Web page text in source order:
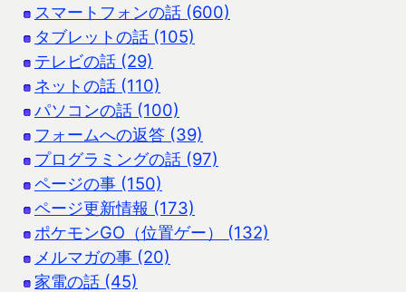
スマートフォンの話 (600)
タブレットの話 (105)
テレビの話 (29)
ネットの話 (110)
パソコンの話 (100)
フォームへの返答 (39)
プログラミングの話 (97)
ページの事 (150)
ページ更新情報 (173)
ポケモンGO（位置ゲー） (132)
メルマガの事 (20)
家電の話 (45)